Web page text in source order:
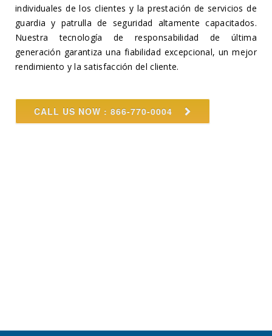
individuales de los clientes y la prestación de servicios de
guardia y patrulla de seguridad altamente capacitados.
Nuestra tecnología de responsabilidad de última
generación garantiza una fiabilidad excepcional, un mejor
rendimiento y la satisfacción del cliente.
CALL US NOW : 866-770-0004